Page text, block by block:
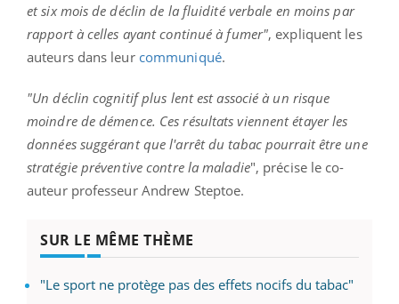
et six mois de déclin de la fluidité verbale en moins par
rapport à celles ayant continué à fumer", expliquent les
auteurs dans leur communiqué.
"Un déclin cognitif plus lent est associé à un risque
moindre de démence. Ces résultats viennent étayer les
données suggérant que l'arrêt du tabac pourrait être une
stratégie préventive contre la maladie", précise le co-
auteur professeur Andrew Steptoe.
SUR LE MÊME THÈME
"Le sport ne protège pas des effets nocifs du tabac"